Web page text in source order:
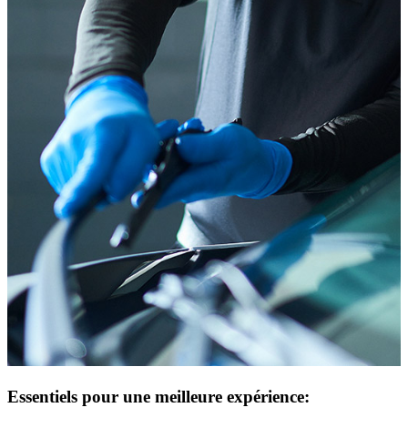
Essentiels pour une meilleure expérience: